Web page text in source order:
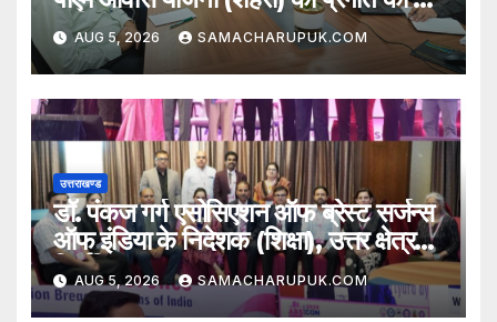
समीक्षा
AUG 5, 2026 SAMACHARUPUK.COM
उत्तराखण्ड
डॉ. पंकज गर्ग एसोसिएशन ऑफ ब्रेस्ट सर्जन्स
ऑफ इंडिया के निदेशक (शिक्षा), उत्तर क्षेत्र
निर्वाचित
AUG 5, 2026 SAMACHARUPUK.COM